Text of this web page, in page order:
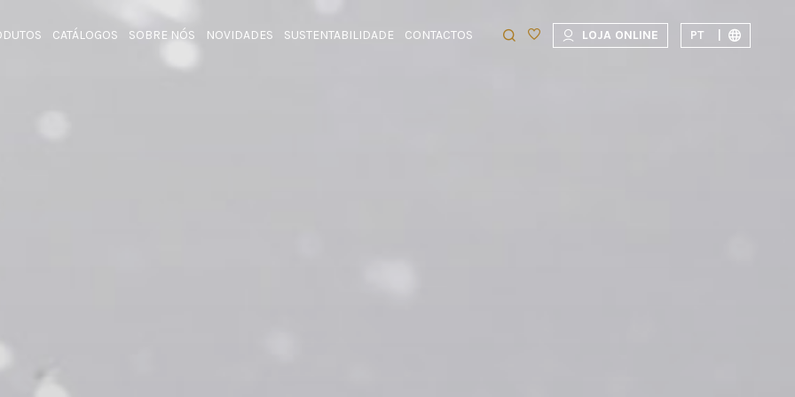
CATÁLOGOS SOBRE NÓS NOVIDADES SUSTENTABILIDADE CONTACTOS LOJA ONLINE PT